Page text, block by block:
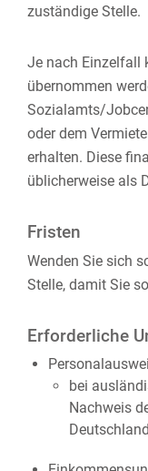
zuständige Stelle.
Je nach Einzelfall
übernommen
Sozialamts/
oder dem
erhalten. Diese
üblicherweise als
Fristen
Wenden Sie sich
Stelle, damit Sie
Erforderliche
bei
Nachweis
Deutschland